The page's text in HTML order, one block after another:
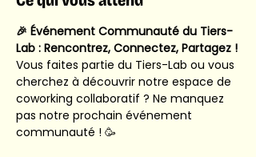
🎉 Événement Communauté du Tiers-
Lab : Rencontrez, Connectez, Partagez !
Vous faites partie du Tiers-Lab ou vous
cherchez à découvrir notre espace de
coworking collaboratif ? Ne manquez
pas notre prochain événement
communauté ! 🥳